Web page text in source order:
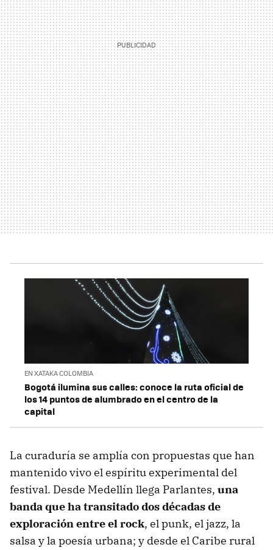
EN XATAKA COLOMBIA
Bogotá ilumina sus calles: conoce la ruta oficial de
los 14 puntos de alumbrado en el centro de la
capital
La curaduría se amplía con propuestas que han
mantenido vivo el espíritu experimental del
festival. Desde Medellín llega Parlantes, una
banda que ha transitado dos décadas de
exploración entre el rock, el punk, el jazz, la
salsa y la poesía urbana; y desde el Caribe rural